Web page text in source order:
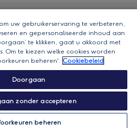
Klantenservice
© 2026 by Greetz
Voorwaarden
uw gebruikerservaring te verbeteren,
en gepersonaliseerde inhoud aan
te klikken, gaat u akkoord met
Om te kiezen welke cookies worden
beheren'. Cookiebeleid
Doorgaan
zonder accepteren
beheren